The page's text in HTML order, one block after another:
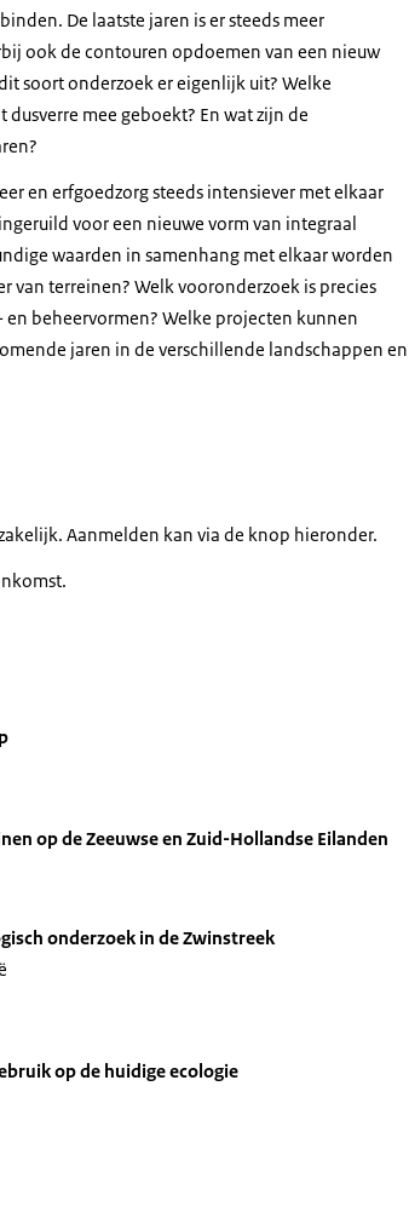
De laatste jaren is er steeds meer
ook de contouren opdoemen van een nieuw
soort onderzoek er eigenlijk uit? Welke
mee geboekt? En wat zijn de
en erfgoedzorg steeds intensiever met elkaar
voor een nieuwe vorm van integraal
waarden in samenhang met elkaar worden
terreinen? Welk vooronderzoek is precies
beheervormen? Welke projecten kunnen
jaren in de verschillende landschappen en
Aanmelden kan via de knop hieronder.
op de Zeeuwse en Zuid-Hollandse Eilanden
onderzoek in de Zwinstreek
op de huidige ecologie